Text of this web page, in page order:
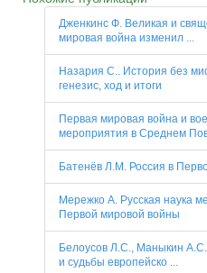
Дженкинс Ф. Великая и
мировая война изменил ...
Назария С.. История без
генезис, ход и итоги
Первая мировая война и
мероприятия в Среднем
Батенёв Л.М. Россия в
Мережко А. Русская наука
Первой мировой войны
Белоусов Л.С., Маныкин
и судьбы европейско ...